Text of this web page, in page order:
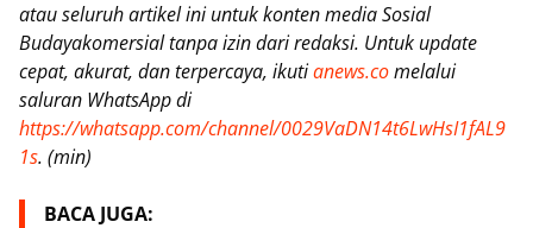
atau seluruh artikel ini untuk konten media Sosial
Budayakomersial tanpa izin dari redaksi. Untuk update
cepat, akurat, dan terpercaya, ikutianews.comelalui
saluran WhatsApp di
https://whatsapp.com/channel/0029VaDN14t6LwHsI1fAL9
1s. (min)
BACA JUGA: